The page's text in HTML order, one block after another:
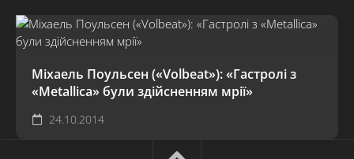
Міхаель Поульсен («Volbeat»): «Гастролі з
«Metallica» були здійсненням мрії»
24.10.2014